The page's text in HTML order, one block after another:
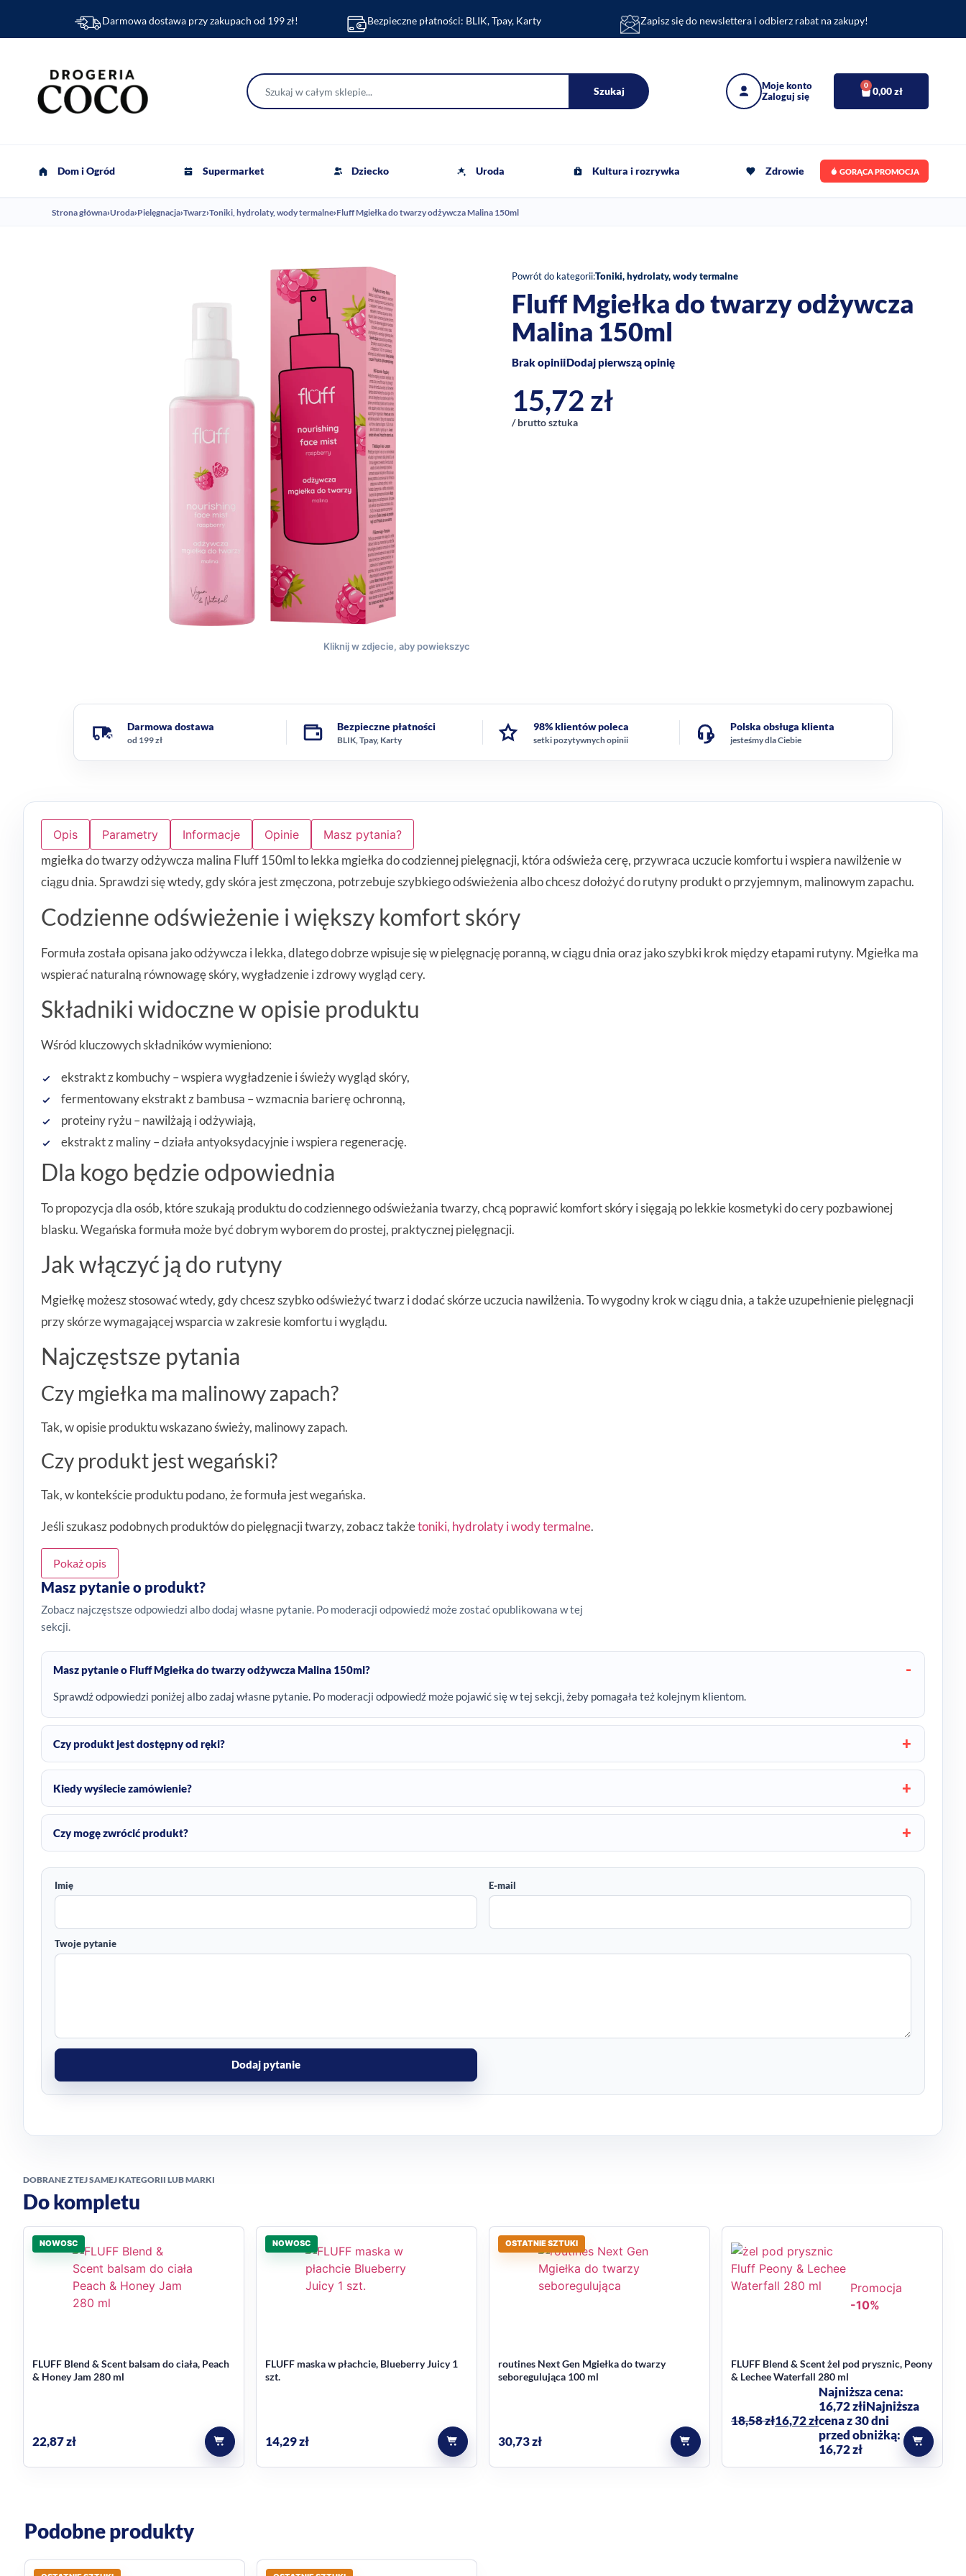
Darmowa dostawa przy zakupach od 199 zł! Bezpieczne płatności: BLIK, Tpay, Karty Zapisz się do newslettera i odbierz rabat na zakupy!
Szukaj 0,00zł
0
Dom i Ogród Supermarket Dziecko Uroda Kultura i rozrywka Zdrowie GORĄCA PROMOCJA
Strona główna›Uroda›Pielęgnacja›Twarz›Toniki, hydrolaty, wody termalne›Fluff Mgiełka do twarzy odżywcza Malina 150ml
Powrót do kategorii:Toniki, hydrolaty, wody termalne
Fluff Mgiełka do twarzy odżywcza
Malina 150ml
Brak opiniiDodaj pierwszą opinię
15,72 zł
/ brutto sztuka
Darmowa dostawa
od 199 zł
Bezpieczne płatności
BLIK, Tpay, Karty
98% klientów poleca
setki pozytywnych opinii
Polska obsługa klienta
jesteśmy dla Ciebie
Opis Parametry Informacje Opinie Masz pytania?
mgiełka do twarzy odżywcza malina Fluff 150ml to lekka mgiełka do codziennej pielęgnacji, która odświeża cerę, przywraca uczucie komfortu i wspiera nawilżenie w
ciągu dnia. Sprawdzi się wtedy, gdy skóra jest zmęczona, potrzebuje szybkiego odświeżenia albo chcesz dołożyć do rutyny produkt o przyjemnym, malinowym zapachu.
Codzienne odświeżenie i większy komfort skóry
Formuła została opisana jako odżywcza i lekka, dlatego dobrze wpisuje się w pielęgnację poranną, w ciągu dnia oraz jako szybki krok między etapami rutyny. Mgiełka ma
wspierać naturalną równowagę skóry, wygładzenie i zdrowy wygląd cery.
Składniki widoczne w opisie produktu
Wśród kluczowych składników wymieniono:
ekstrakt z kombuchy – wspiera wygładzenie i świeży wygląd skóry,
fermentowany ekstrakt z bambusa – wzmacnia barierę ochronną,
proteiny ryżu – nawilżają i odżywiają,
ekstrakt z maliny – działa antyoksydacyjnie i wspiera regenerację.
Dla kogo będzie odpowiednia
To propozycja dla osób, które szukają produktu do codziennego odświeżania twarzy, chcą poprawić komfort skóry i sięgają po lekkie kosmetyki do cery pozbawionej
blasku. Wegańska formuła może być dobrym wyborem do prostej, praktycznej pielęgnacji.
Jak włączyć ją do rutyny
Mgiełkę możesz stosować wtedy, gdy chcesz szybko odświeżyć twarz i dodać skórze uczucia nawilżenia. To wygodny krok w ciągu dnia, a także uzupełnienie pielęgnacji
przy skórze wymagającej wsparcia w zakresie komfortu i wyglądu.
Najczęstsze pytania
Czy mgiełka ma malinowy zapach?
Tak, w opisie produktu wskazano świeży, malinowy zapach.
Czy produkt jest wegański?
Tak, w kontekście produktu podano, że formuła jest wegańska.
Jeśli szukasz podobnych produktów do pielęgnacji twarzy, zobacz takżetoniki, hydrolaty i wody termalne.
Pokaż opis
Masz pytanie o produkt?
Zobacz najczęstsze odpowiedzi albo dodaj własne pytanie. Po moderacji odpowiedź może zostać opublikowana w tej
sekcji.
Masz pytanie o Fluff Mgiełka do twarzy odżywcza Malina 150ml?
Sprawdź odpowiedzi poniżej albo zadaj własne pytanie. Po moderacji odpowiedź może pojawić się w tej sekcji, żeby pomagała też kolejnym klientom.
Czy produkt jest dostępny od ręki?
Kiedy wyślecie zamówienie?
Czy mogę zwrócić produkt?
Imię E-mail
Twoje pytanie
Dodaj pytanie
DOBRANE Z TEJ SAMEJ KATEGORII LUB MARKI
Do kompletu
NOWOSC
FLUFF Blend & Scent balsam do ciała, Peach
& Honey Jam 280 ml
22,87zł
NOWOSC
FLUFF maska w płachcie, Blueberry Juicy 1
szt.
14,29zł
OSTATNIE SZTUKI
routines Next Gen Mgiełka do twarzy
seboregulująca 100 ml
30,73zł
Promocja
-10%
FLUFF Blend & Scent żel pod prysznic, Peony
& Lechee Waterfall 280 ml
18,58zł16,72zł
Najniższa cena:
16,72złiNajniższa
cena z 30 dni
przed obniżką:
16,72 zł
Podobne produkty